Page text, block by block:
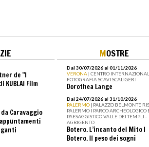
de "I
KUBLAI Film
Caravaggio
MOSTRE
Dal 30/07/2026 al 01/11/2026
VERONA | CENTRO
FOTOGRAFIA SCAVI SCALIGERI
Dorothea Lange
Dal 24/07/2026 al 31/10/2026
PALERMO | PALAZZO BELMONTE
PALERMO I PARCO ARCHEOLOGICO
PAESAGGISTICO VALLE DEI TEMPLI -
AGRIGENTO
Botero. L’incanto del Mito I
Botero. Il peso dei sogni